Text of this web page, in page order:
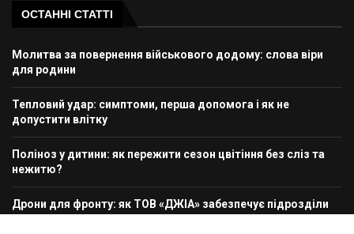
ОСТАННІ СТАТТІ
Молитва за повернення військового додому: слова віри
для родини
Тепловий удар: симптоми, перша допомога і як не
допустити влітку
Поліноз у дитини: як пережити сезон цвітіння без сліз та
нежитю?
Дрони для фронту: як ТОВ «ДЖІА» забезпечує підрозділи